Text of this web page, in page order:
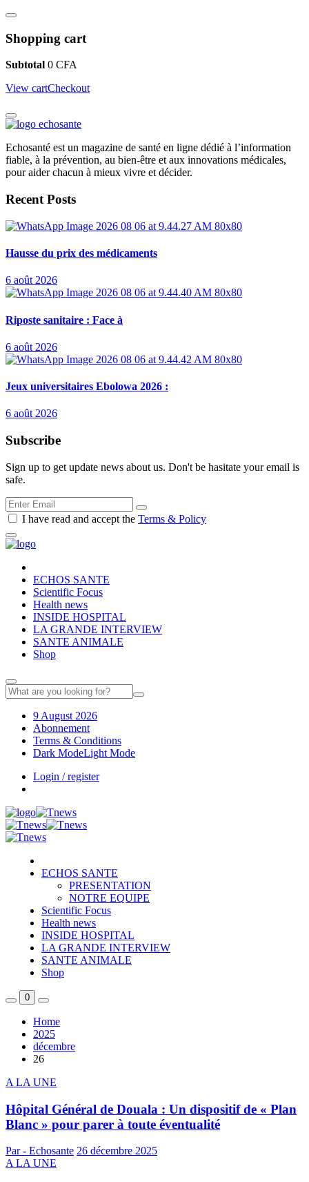
Shopping cart
Subtotal 0 CFA
View cartCheckout
Echosanté est un magazine de santé en ligne dédié à l’information
fiable, à la prévention, au bien-être et aux innovations médicales,
pour aider chacun à mieux vivre et décider.
Recent Posts
Hausse du prix des médicaments
6 août 2026
Riposte sanitaire : Face à
6 août 2026
Jeux universitaires Ebolowa 2026 :
6 août 2026
Subscribe
Sign up to get update news about us. Don't be hasitate your email is
safe.
I have read and accept the Terms & Policy
ECHOS SANTE
Scientific Focus
Health news
INSIDE HOSPITAL
LA GRANDE INTERVIEW
SANTE ANIMALE
Shop
9 August 2026
Abonnement
Terms & Conditions
Dark ModeLight Mode
Login / register
ECHOS SANTE
PRESENTATION
NOTRE EQUIPE
Scientific Focus
Health news
INSIDE HOSPITAL
LA GRANDE INTERVIEW
SANTE ANIMALE
Shop
0
Home
2025
décembre
26
A LA UNE
Hôpital Général de Douala : Un dispositif de « Plan
Blanc » pour parer à toute éventualité
Par - Echosante 26 décembre 2025
A LA UNE